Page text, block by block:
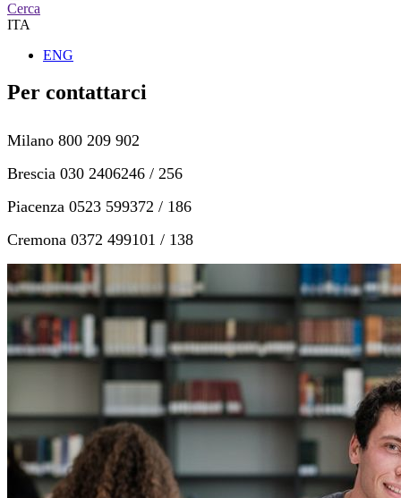
Cerca
ITA
ENG
Per contattarci
Milano 800 209 902
Brescia 030 2406246 / 256
Piacenza 0523 599372 / 186
Cremona 0372 499101 / 138